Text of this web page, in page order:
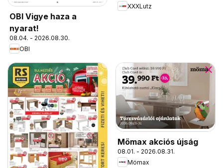
OBI Vigye haza a
nyarat!
08.04. - 2026.08.30.
OBI
XXXLutz
Mömax akciós újság
08.01. - 2026.08.31.
Mömax